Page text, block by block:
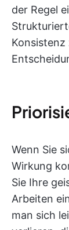
der Regel
Wenn Sie
Wirkung
Sie Ihre
Arbeiten
man sich